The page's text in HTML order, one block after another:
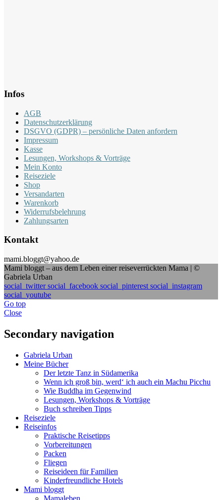
Infos
AGB
Datenschutzerklärung
DSGVO (GDPR) – persönliche Daten anfordern
Impressum
Kasse
Lesungen, Workshops & Vorträge
Mein Konto
Reiseziele
Shop
Versandarten
Warenkorb
Widerrufsbelehrung
Zahlungsarten
Kontakt
mami.bloggt@yahoo.de
Mami bloggt – aus dem Leben einer reiseverrückten Mama | ©
Gabriela Urban
social_twittersocial_facebook social_pinterest social_instagram
social_youtube
Go top
Close
Secondary navigation
Gabriela Urban
Meine Bücher
Der letzte Tanz in Südamerika
Wenn ich groß bin, werd‘ ich auch ein Machu Picchu
Wie Buddha im Gegenwind
Lesungen, Workshops & Vorträge
Buch schreiben Tipps
Reiseziele
Reiseinfos
Praktische Reisetipps
Vorbereitungen
Packen
Fliegen
Reiseideen für Familien
Kinderfreundliche Hotels
Mami bloggt
Mamaleben